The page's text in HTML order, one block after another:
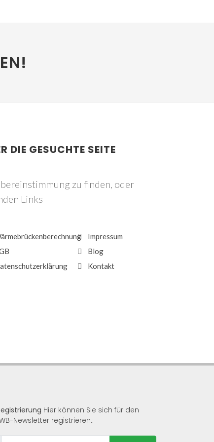
DIE GESUCHTE SEITE
zu finden, oder
Links
Impressum
Blog
Kontakt
Hier können Sie sich für den
Newsletter registrieren.: